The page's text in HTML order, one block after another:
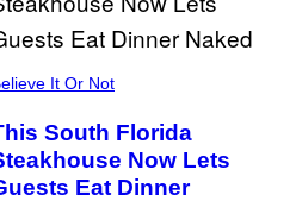
It Or Not
South Florida
Now Lets
Eat Dinner